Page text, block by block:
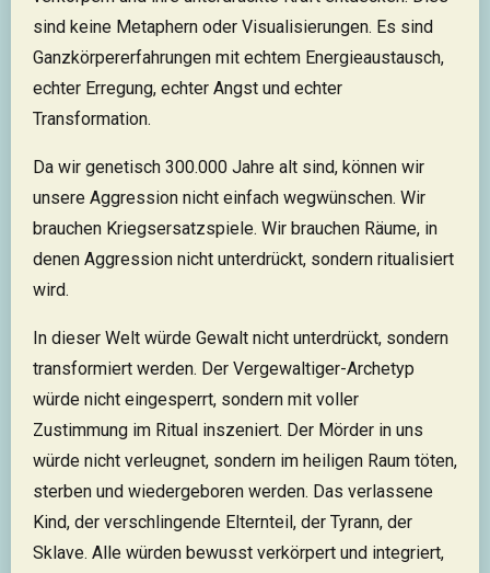
sind keine Metaphern oder Visualisierungen. Es sind
Ganzkörpererfahrungen mit echtem Energieaustausch,
echter Erregung, echter Angst und echter
Transformation.
Da wir genetisch 300.000 Jahre alt sind, können wir
unsere Aggression nicht einfach wegwünschen. Wir
brauchen Kriegsersatzspiele. Wir brauchen Räume, in
denen Aggression nicht unterdrückt, sondern ritualisiert
wird.
In dieser Welt würde Gewalt nicht unterdrückt, sondern
transformiert werden. Der Vergewaltiger-Archetyp
würde nicht eingesperrt, sondern mit voller
Zustimmung im Ritual inszeniert. Der Mörder in uns
würde nicht verleugnet, sondern im heiligen Raum töten,
sterben und wiedergeboren werden. Das verlassene
Kind, der verschlingende Elternteil, der Tyrann, der
Sklave. Alle würden bewusst verkörpert und integriert,